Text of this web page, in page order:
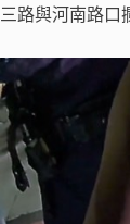
三路與河南路口